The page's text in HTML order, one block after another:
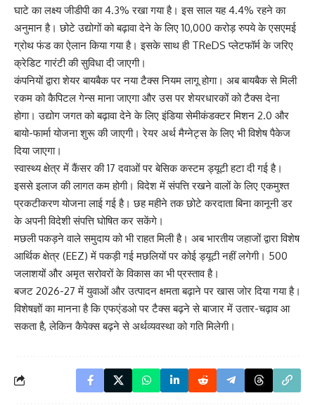
घाटे का लक्ष्य जीडीपी का 4.3% रखा गया है। इस साल यह 4.4% रहने का
अनुमान है। छोटे उद्योगों को बढ़ावा देने के लिए 10,000 करोड़ रुपये के एसएमई
ग्रोथ फंड का ऐलान किया गया है। इसके साथ ही TReDS प्लेटफॉर्म के जरिए
क्रेडिट गारंटी की सुविधा दी जाएगी।
कंपनियों द्वारा शेयर बायबैक पर नया टैक्स नियम लागू होगा। अब बायबैक से मिली
रकम को कैपिटल गेन्स माना जाएगा और उस पर शेयरधारकों को टैक्स देना
होगा। उद्योग जगत को बढ़ावा देने के लिए इंडिया सेमीकंडक्टर मिशन 2.0 और
बायो-फार्मा योजना शुरू की जाएगी। रेयर अर्थ मैग्नेट्स के लिए भी विशेष पैकेज
दिया जाएगा।
स्वास्थ्य क्षेत्र में कैंसर की 17 दवाओं पर बेसिक कस्टम ड्यूटी हटा दी गई है।
इससे इलाज की लागत कम होगी। विदेश में संपत्ति रखने वालों के लिए एकमुश्त
प्रकटीकरण योजना लाई गई है। छह महीने तक छोटे करदाता बिना कानूनी डर
के अपनी विदेशी संपत्ति घोषित कर सकेंगे।
मछली पकड़ने वाले समुदाय को भी राहत मिली है। अब भारतीय जहाजों द्वारा विशेष
आर्थिक क्षेत्र (EEZ) में पकड़ी गई मछलियों पर कोई ड्यूटी नहीं लगेगी। 500
जलाशयों और अमृत सरोवरों के विकास का भी प्रस्ताव है।
बजट 2026-27 में युवाओं और उत्पादन क्षमता बढ़ाने पर खास जोर दिया गया है।
विशेषज्ञों का मानना है कि एफएंडओ पर टैक्स बढ़ने से बाजार में उतार-चढ़ाव आ
सकता है, लेकिन कैपेक्स बढ़ने से अर्थव्यवस्था को गति मिलेगी।